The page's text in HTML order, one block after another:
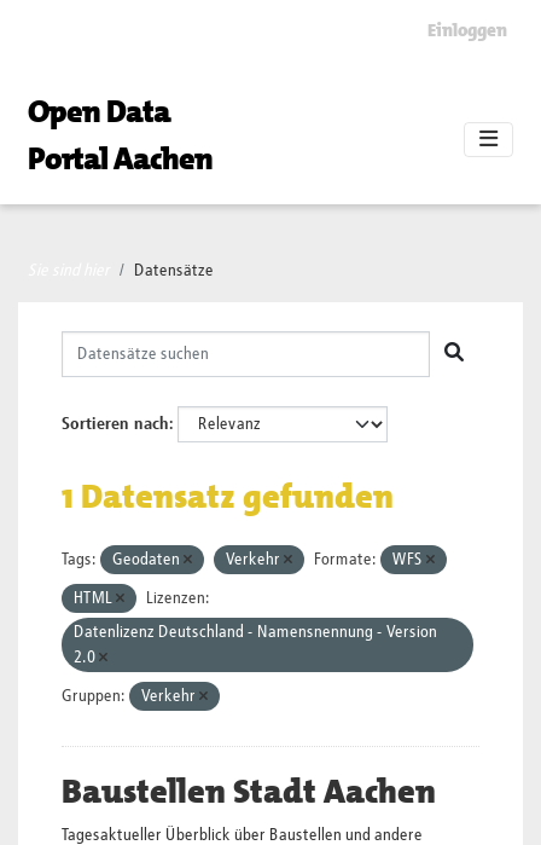
Einloggen
Open Data
Portal Aachen
Datensätze
Sortieren nach
1 Datensatz gefunden
Tags: Geodaten Verkehr Formate: WFS
HTML
Lizenzen:
Datenlizenz Deutschland - Namensnennung - Version
2.0
Gruppen: Verkehr
Baustellen Stadt Aachen
Tagesaktueller Überblick über Baustellen und andere